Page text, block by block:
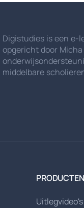
Digistudies is een e-
opgericht door
middelbare
PRODUCTEN
Uitlegvideo's